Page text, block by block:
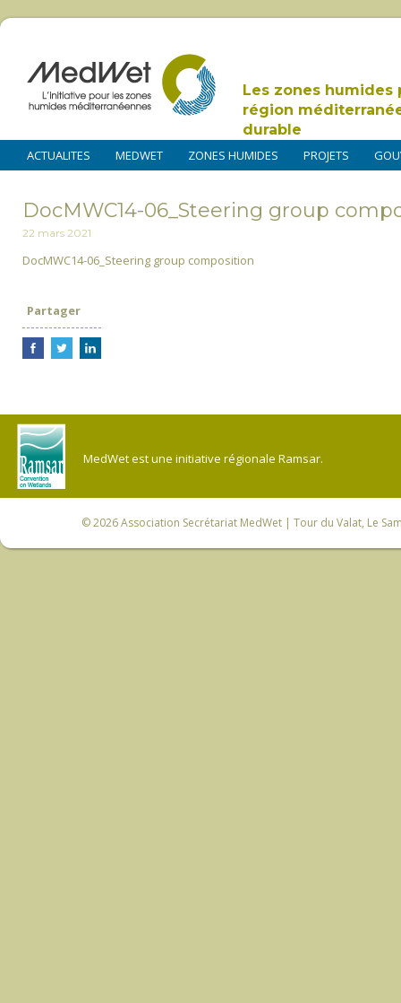
Les zones humides
région
durable
ACTUALITES MEDWET ZONES HUMIDES PROJETS
DocMWC14-06_Steering group
22 mars 2021
DocMWC14-06_Steering group composition
Partager
MedWet est une initiative régionale Ramsar.
© 2026Association Secrétariat MedWet | Tour du Valat, Le